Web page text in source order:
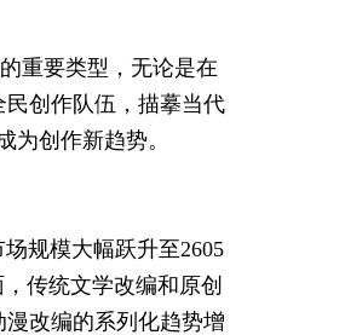
重要类型，无论是在
创作队伍，描摹当代
为创作新趋势。
规模大幅跃升至2605
传统文学改编和原创
改编的系列化趋势增